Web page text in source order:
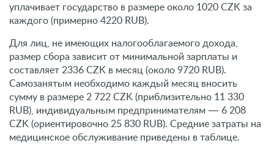
уплачивает государство в размере около 1020 CZK за
каждого (примерно 4220 RUB).
Для лиц, не имеющих налогооблагаемого дохода,
размер сбора зависит от минимальной зарплаты и
составляет 2336 CZK в месяц (около 9720 RUB).
Самозанятым необходимо каждый месяц вносить
сумму в размере 2 722 CZK (приблизительно 11 330
RUB), индивидуальным предпринимателям — 6 208
CZK (ориентировочно 25 830 RUB). Средние затраты на
медицинское обслуживание приведены в таблице.